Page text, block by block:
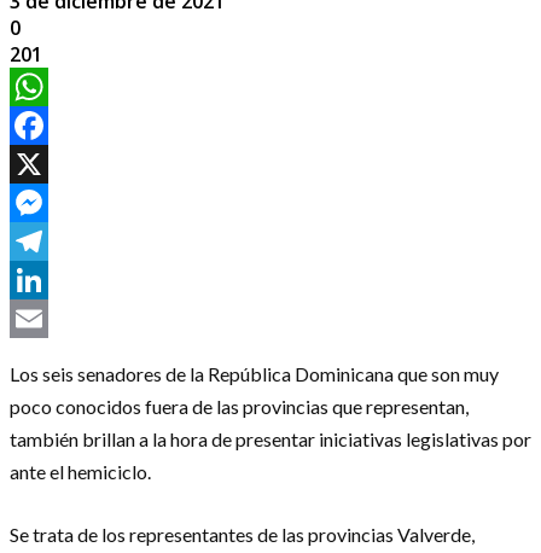
0
201
WhatsApp
Facebook
X
Messenger
Telegram
LinkedIn
Los seis senadores de la República Dominicana que son muy
poco conocidos fuera de las provincias que representan,
también brillan a la hora de presentar iniciativas legislativas por
ante el hemiciclo.
Se trata de los representantes de las provincias Valverde,